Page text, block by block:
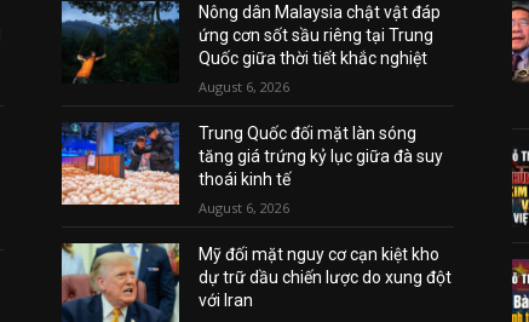
Nông dân Malaysia chật vật đáp
ứng cơn sốt sầu riêng tại Trung
Quốc giữa thời tiết khắc nghiệt
August 6, 2026
Trung Quốc đối mặt làn sóng
tăng giá trứng kỷ lục giữa đà suy
thoái kinh tế
August 6, 2026
Mỹ đối mặt nguy cơ cạn kiệt kho
dự trữ dầu chiến lược do xung đột
với Iran